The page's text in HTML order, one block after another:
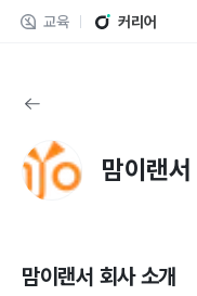
교육 커리어
맘이랜서
맘이랜서 회사 소개